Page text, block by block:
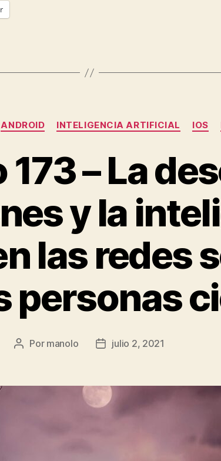
Categorías
ANDROID INTELIGENCIA ARTIFICIAL IOS
– La
y la
las redes
personas
Autor
entrada
Por manolo
Fecha
entrada
julio 2, 2021